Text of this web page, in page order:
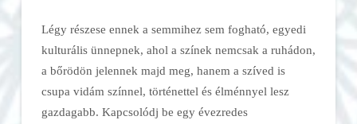
Légy részese ennek a semmihez sem fogható, egyedi
kulturális ünnepnek, ahol a színek nemcsak a ruhádon,
a bőrödön jelennek majd meg, hanem a szíved is
csupa vidám színnel, történettel és élménnyel lesz
gazdagabb. Kapcsolódj be egy évezredes